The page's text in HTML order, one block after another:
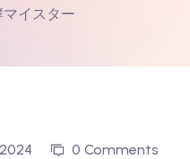
イスター
0 Comments